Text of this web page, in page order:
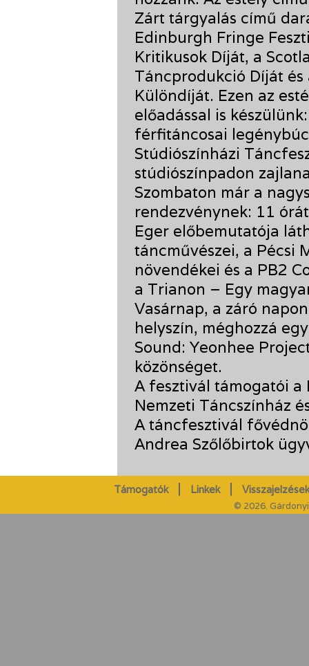
Zárt tárgyalás című
Edinburgh Fringe
Kritikusok Díját, a
Táncprodukció Díját
Különdíját. Ezen az
előadással is
férfitáncosai
Stúdiószínházi
stúdiószínpadon
Szombaton már a
rendezvénynek: 11
Eger előbemutatója
táncművészei, a Pécsi
növendékei és a PB2
a Trianon – Egy
Vasárnap, a záró
helyszín, méghozzá
Sound: Yeonhee
közönséget.
A fesztivál támogatói a
Nemzeti Táncszínház
A táncfesztivál
Andrea Szőlőbirtok
Támogatók Linkek
© 2026.